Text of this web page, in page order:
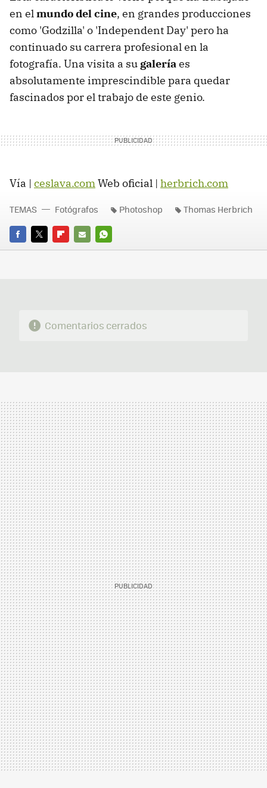
en elmundo del cine, en grandes producciones
como 'Godzilla' o 'Independent Day' pero ha
continuado su carrera profesional en la
fotografía. Una visita a su galeríaes
absolutamente imprescindible para quedar
fascinados por el trabajo de este genio.
Vía | ceslava.comWeb oficial | herbrich.com
FACEBOOK
TWITTERFLIPBOARD
E-
WHATSAPP
TEMAS Fotógrafos Photoshop Thomas Herbrich
Comentarios cerrados